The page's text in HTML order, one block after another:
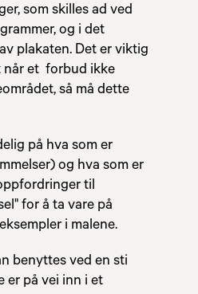
som skilles ad ved
og i det
plakaten. Det er viktig
når et forbud ikke
så må dette
på hva som er
og hva som er
til
for å ta vare på
i malene.
benyttes ved en sti
er på vei inn i et